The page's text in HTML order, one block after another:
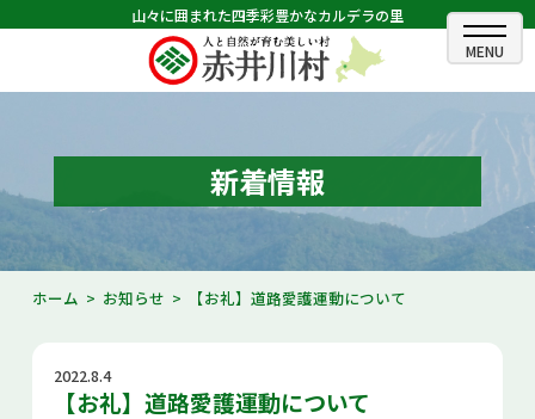
山々に囲まれた四季彩豊かなカルデラの里
ホーム
むらのできごと
むらのプロフィール
くらしの情報
ふるさと納税
新着情報
ホーム お知らせ 【お礼】道路愛護運動について
2022.8.4
【お礼】道路愛護運動について